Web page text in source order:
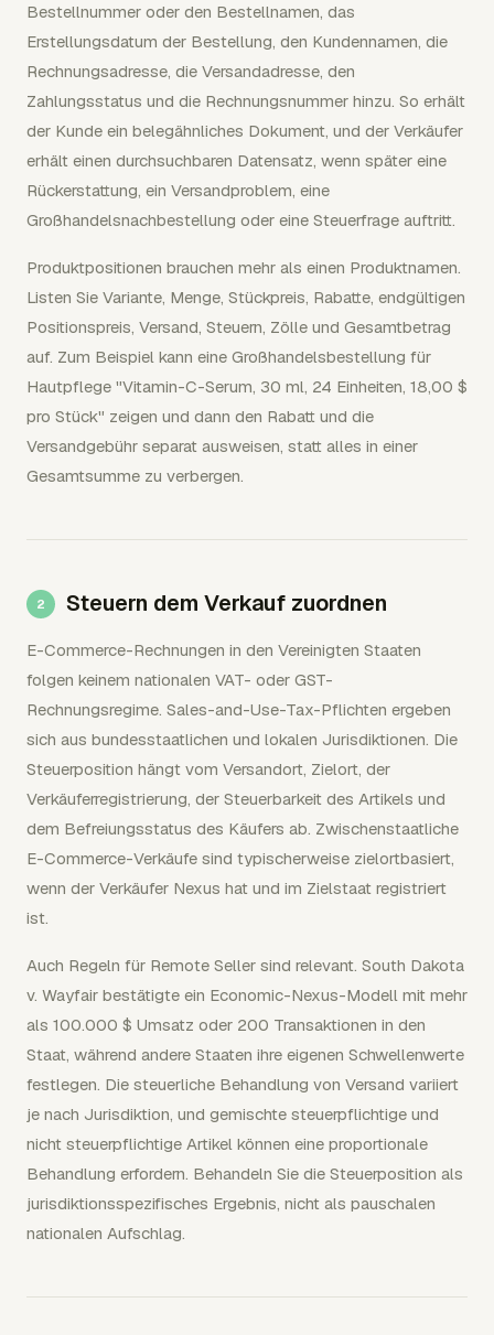
Bestellnummer oder den Bestellnamen, das
Erstellungsdatum der Bestellung, den Kundennamen, die
Rechnungsadresse, die Versandadresse, den
Zahlungsstatus und die Rechnungsnummer hinzu. So erhält
der Kunde ein belegähnliches Dokument, und der Verkäufer
erhält einen durchsuchbaren Datensatz, wenn später eine
Rückerstattung, ein Versandproblem, eine
Großhandelsnachbestellung oder eine Steuerfrage auftritt.
Produktpositionen brauchen mehr als einen Produktnamen.
Listen Sie Variante, Menge, Stückpreis, Rabatte, endgültigen
Positionspreis, Versand, Steuern, Zölle und Gesamtbetrag
auf. Zum Beispiel kann eine Großhandelsbestellung für
Hautpflege "Vitamin-C-Serum, 30 ml, 24 Einheiten, 18,00 $
pro Stück" zeigen und dann den Rabatt und die
Versandgebühr separat ausweisen, statt alles in einer
Gesamtsumme zu verbergen.
Steuern dem Verkauf zuordnen
E-Commerce-Rechnungen in den Vereinigten Staaten
folgen keinem nationalen VAT- oder GST-
Rechnungsregime. Sales-and-Use-Tax-Pflichten ergeben
sich aus bundesstaatlichen und lokalen Jurisdiktionen. Die
Steuerposition hängt vom Versandort, Zielort, der
Verkäuferregistrierung, der Steuerbarkeit des Artikels und
dem Befreiungsstatus des Käufers ab. Zwischenstaatliche
E-Commerce-Verkäufe sind typischerweise zielortbasiert,
wenn der Verkäufer Nexus hat und im Zielstaat registriert
ist.
Auch Regeln für Remote Seller sind relevant. South Dakota
v. Wayfair bestätigte ein Economic-Nexus-Modell mit mehr
als 100.000 $ Umsatz oder 200 Transaktionen in den
Staat, während andere Staaten ihre eigenen Schwellenwerte
festlegen. Die steuerliche Behandlung von Versand variiert
je nach Jurisdiktion, und gemischte steuerpflichtige und
nicht steuerpflichtige Artikel können eine proportionale
Behandlung erfordern. Behandeln Sie die Steuerposition als
jurisdiktionsspezifisches Ergebnis, nicht als pauschalen
nationalen Aufschlag.